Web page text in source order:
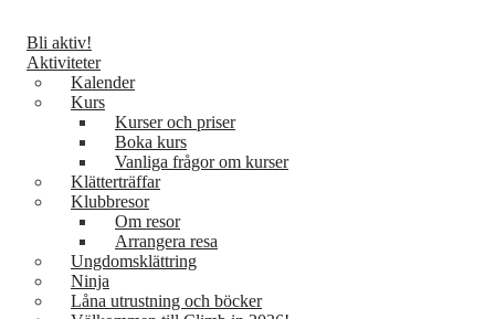
Bli aktiv!
Aktiviteter
Kalender
Kurs
Kurser och priser
Boka kurs
Vanliga frågor om kurser
Klätterträffar
Klubbresor
Om resor
Arrangera resa
Ungdomsklättring
Ninja
Låna utrustning och böcker